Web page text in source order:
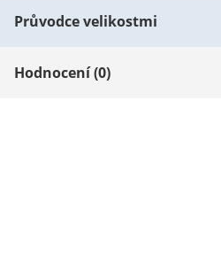
Průvodce velikostmi
Hodnocení (0)